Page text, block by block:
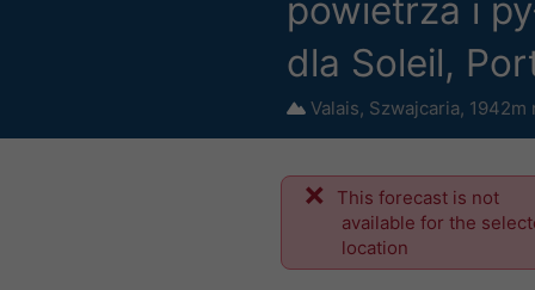
powietrza i
dla Soleil,
Valais, Szwajcaria, 1942m
This forecast is not
available for the
location